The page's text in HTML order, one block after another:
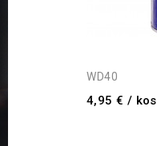
WD40
4,95 € / kos